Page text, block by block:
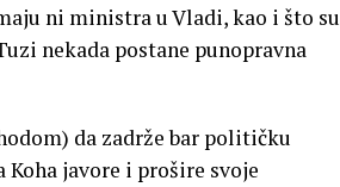
ni ministra u Vladi, kao i što su
nekada postane punopravna
da zadrže bar političku
javore i prošire svoje